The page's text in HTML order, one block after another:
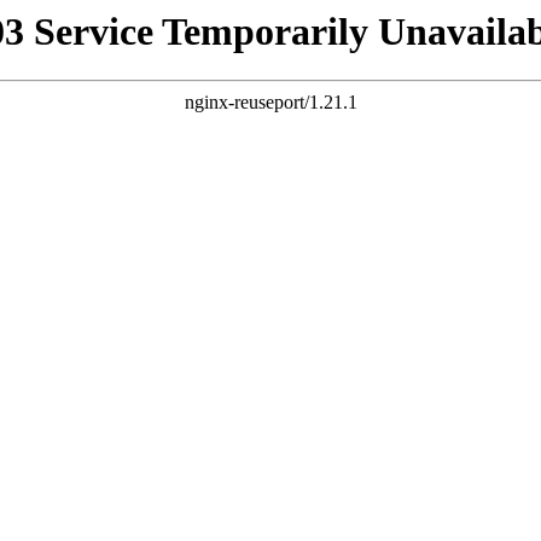
Service Temporarily
nginx-reuseport/1.21.1